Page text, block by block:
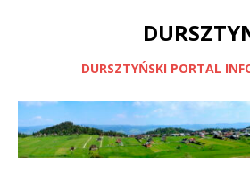
DURSZTYŃSKI PORTAL